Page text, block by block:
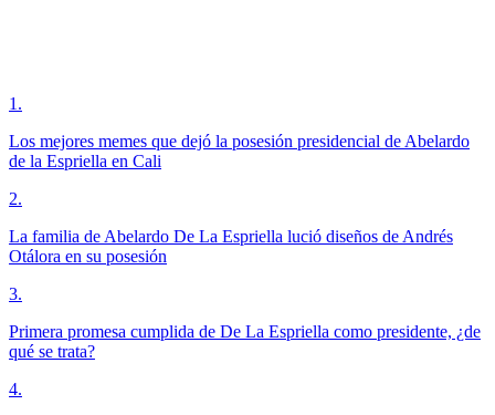
1 .
Los mejores memes que dejó la posesión presidencial de Abelardo
de la Espriella en Cali
2.
La familia de Abelardo De La Espriella lució diseños de Andrés
Otálora en su posesión
3.
Primera promesa cumplida de De La Espriella como presidente, ¿de
qué se trata?
4.